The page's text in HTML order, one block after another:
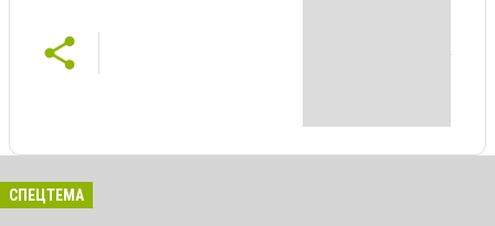
СПЕЦТЕМА